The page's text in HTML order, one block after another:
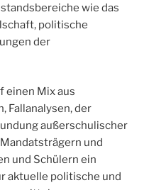
wie das
politische
der
einen Mix aus
Fallanalysen, der
außerschulischer
und
und Schülern ein
aktuelle politische und